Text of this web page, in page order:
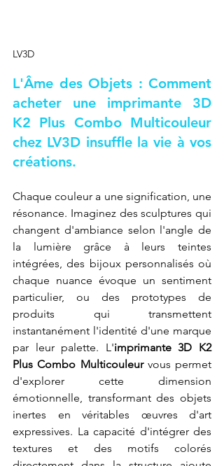
LV3D
L'Âme des Objets : Comment
acheter une imprimante 3D
K2 Plus Combo Multicouleur
chez LV3D insuffle la vie à vos
créations.
Chaque couleur a une signification, une
résonance. Imaginez des sculptures qui
changent d'ambiance selon l'angle de
la lumière grâce à leurs teintes
intégrées, des bijoux personnalisés où
chaque nuance évoque un sentiment
particulier, ou des prototypes de
produits qui transmettent
instantanément l'identité d'une marque
par leur palette. L'imprimante 3D K2
Plus Combo Multicouleur vous permet
d'explorer cette dimension
émotionnelle, transformant des objets
inertes en véritables œuvres d'art
expressives. La capacité d'intégrer des
textures et des motifs colorés